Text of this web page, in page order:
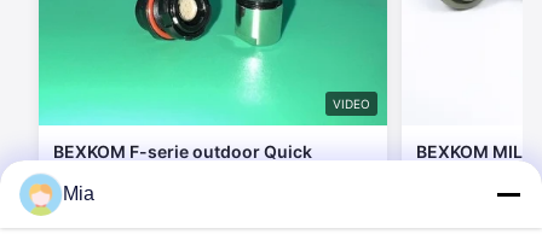
VIDEO
BEXKOM F-serie outdoor Quick
Demating zelfvergrendelend push-
pull klein formaat IP68 waterdichte
BEXKOM MIL
gebruikt IP68
afgeschermd
Mia